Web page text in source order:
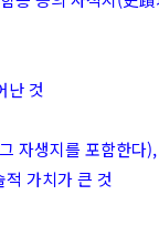
난 것
자생지를 포함한다
가치가 큰 것